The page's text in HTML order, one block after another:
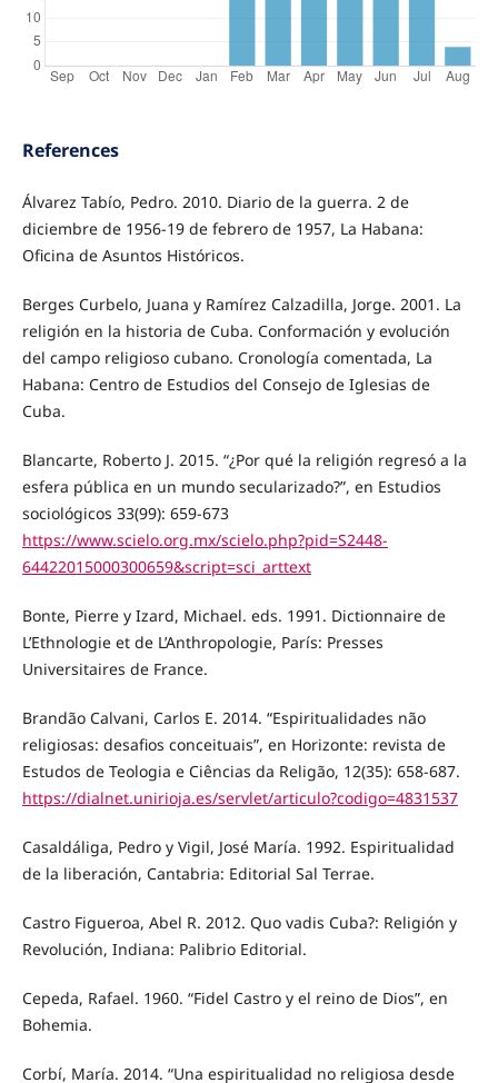
References
Álvarez Tabío, Pedro. 2010. Diario de la guerra. 2 de
diciembre de 1956-19 de febrero de 1957, La Habana:
Oficina de Asuntos Históricos.
Berges Curbelo, Juana y Ramírez Calzadilla, Jorge. 2001. La
religión en la historia de Cuba. Conformación y evolución
del campo religioso cubano. Cronología comentada, La
Habana: Centro de Estudios del Consejo de Iglesias de
Cuba.
Blancarte, Roberto J. 2015. “¿Por qué la religión regresó a la
esfera pública en un mundo secularizado?”, en Estudios
sociológicos 33(99): 659-673
https://www.scielo.org.mx/scielo.php?pid=S2448-
64422015000300659&script=sci_arttext
Bonte, Pierre y Izard, Michael. eds. 1991. Dictionnaire de
L’Ethnologie et de L’Anthropologie, París: Presses
Universitaires de France.
Brandão Calvani, Carlos E. 2014. “Espiritualidades não
religiosas: desafios conceituais”, en Horizonte: revista de
Estudos de Teologia e Ciências da Religão, 12(35): 658-687.
https://dialnet.unirioja.es/servlet/articulo?codigo=4831537
Casaldáliga, Pedro y Vigil, José María. 1992. Espiritualidad
de la liberación, Cantabria: Editorial Sal Terrae.
Castro Figueroa, Abel R. 2012. Quo vadis Cuba?: Religión y
Revolución, Indiana: Palibrio Editorial.
Cepeda, Rafael. 1960. “Fidel Castro y el reino de Dios”, en
Bohemia.
Corbí, María. 2014. “Una espiritualidad no religiosa desde